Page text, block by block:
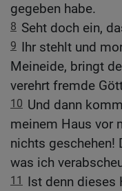
gegeben habe.
8 Seht doch ein,
9 Ihr stehlt und
Meineide, bringt
verehrt fremde
10 Und dann
meinem Haus vor
nichts geschehen!
was ich
11
Ist denn dieses